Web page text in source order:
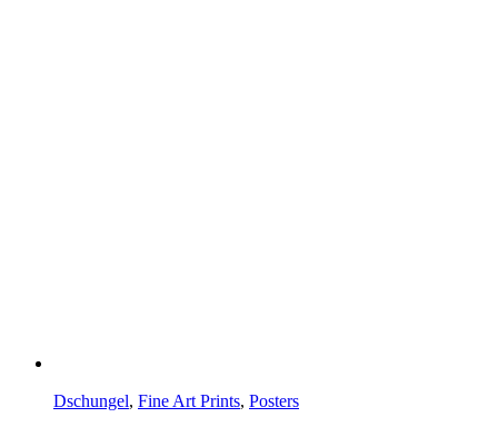
Dschungel, Fine Art Prints, Posters